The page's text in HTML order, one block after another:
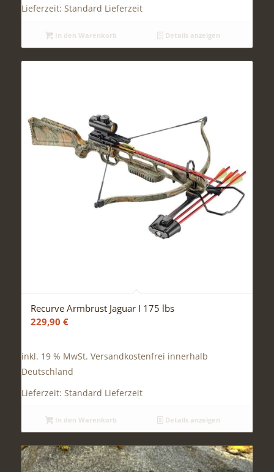
Lieferzeit: Standard Lieferzeit
In den Warenkorb Details anzeigen
Recurve Armbrust Jaguar I 175 lbs
229,90 €
inkl. 19 % MwSt. Versandkostenfrei innerhalb
Deutschland
Lieferzeit: Standard Lieferzeit
In den Warenkorb Details anzeigen